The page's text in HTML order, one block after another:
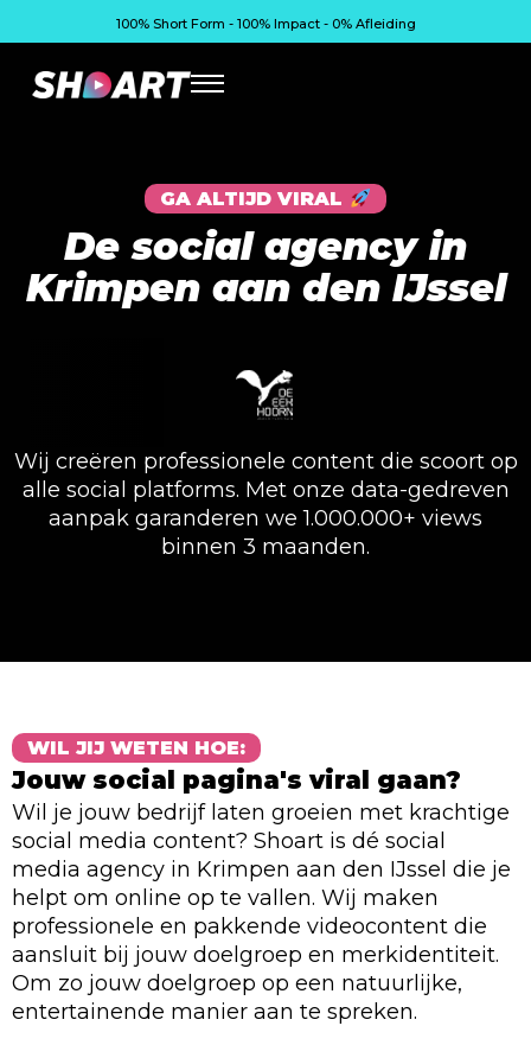
100% Short Form - 100% Impact - 0% Afleiding
GA ALTIJD VIRAL
De social agency in
Krimpen aan den IJssel
Wij creëren professionele content die scoort op
alle social platforms. Met onze data-gedreven
aanpak garanderen we 1.000.000+ views
binnen 3 maanden.
WIL JIJ WETEN HOE:
Jouw social pagina's viral gaan?
Wil je jouw bedrijf laten groeien met krachtige
social media content? Shoart is dé social
media agency in Krimpen aan den IJssel die je
helpt om online op te vallen. Wij maken
professionele en pakkende videocontent die
aansluit bij jouw doelgroep en merkidentiteit.
Om zo jouw doelgroep op een natuurlijke,
entertainende manier aan te spreken.